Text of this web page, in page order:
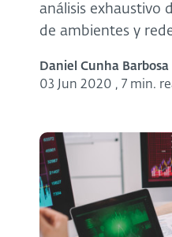
análisis exhaustivo
de ambientes y
Daniel Cunha Barbosa
03 Jun 2020 , 7 min.